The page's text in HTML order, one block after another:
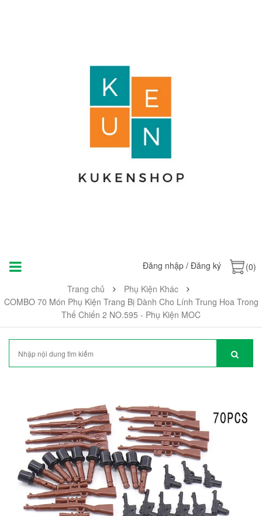
Đăng nhập / Đăng ký
(0)
Trang chủ
Phụ Kiện Khác
COMBO 70 Món Phụ Kiện Trang Bị Dành Cho Lính Trung Hoa Trong
Thế Chiến 2 NO.595 - Phụ Kiện MOC